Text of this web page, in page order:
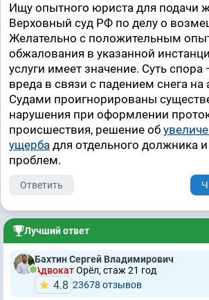
Ищу опытного юриста для подачи
Верховный суд РФ по делу о
Желательно с положительным
обжалования в указанной
услуги имеет значение. Суть
вреда в связи с падением снега на
Судами проигнорированы
нарушения при оформлении
происшествия, решение об
ущерба для отдельного должника и
проблем.
Ответить
Лучший ответ
Бахтин Сергей Владимирович
АдвокатОрёл, стаж 21 год
4.8 23678 отзывов